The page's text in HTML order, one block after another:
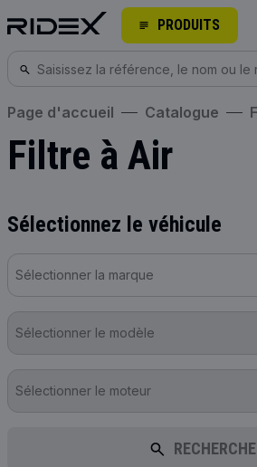
PRODUITS
Page d'accueil Catalogue
Filtre à Air
Sélectionnez le véhicule
Sélectionner la marque
Sélectionner le modèle
Sélectionner le moteur
RECHERCHE